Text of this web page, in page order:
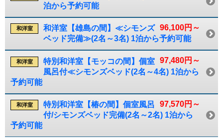
泊から予約可能
96,100円～
和洋室
和洋室【雄島の間】≪シモンズ
ベッド完備≫(2名～3名) 1泊から予約可能
97,480円～
和洋室
特別和洋室【モッコの間】個室
風呂付≪シモンズベッド(2名～4名) 1泊から
予約可能
97,570円～
和洋室
特別和洋室【椿の間】個室風呂
付/シモンズベッド完備(2名～2名) 1泊から
予約可能